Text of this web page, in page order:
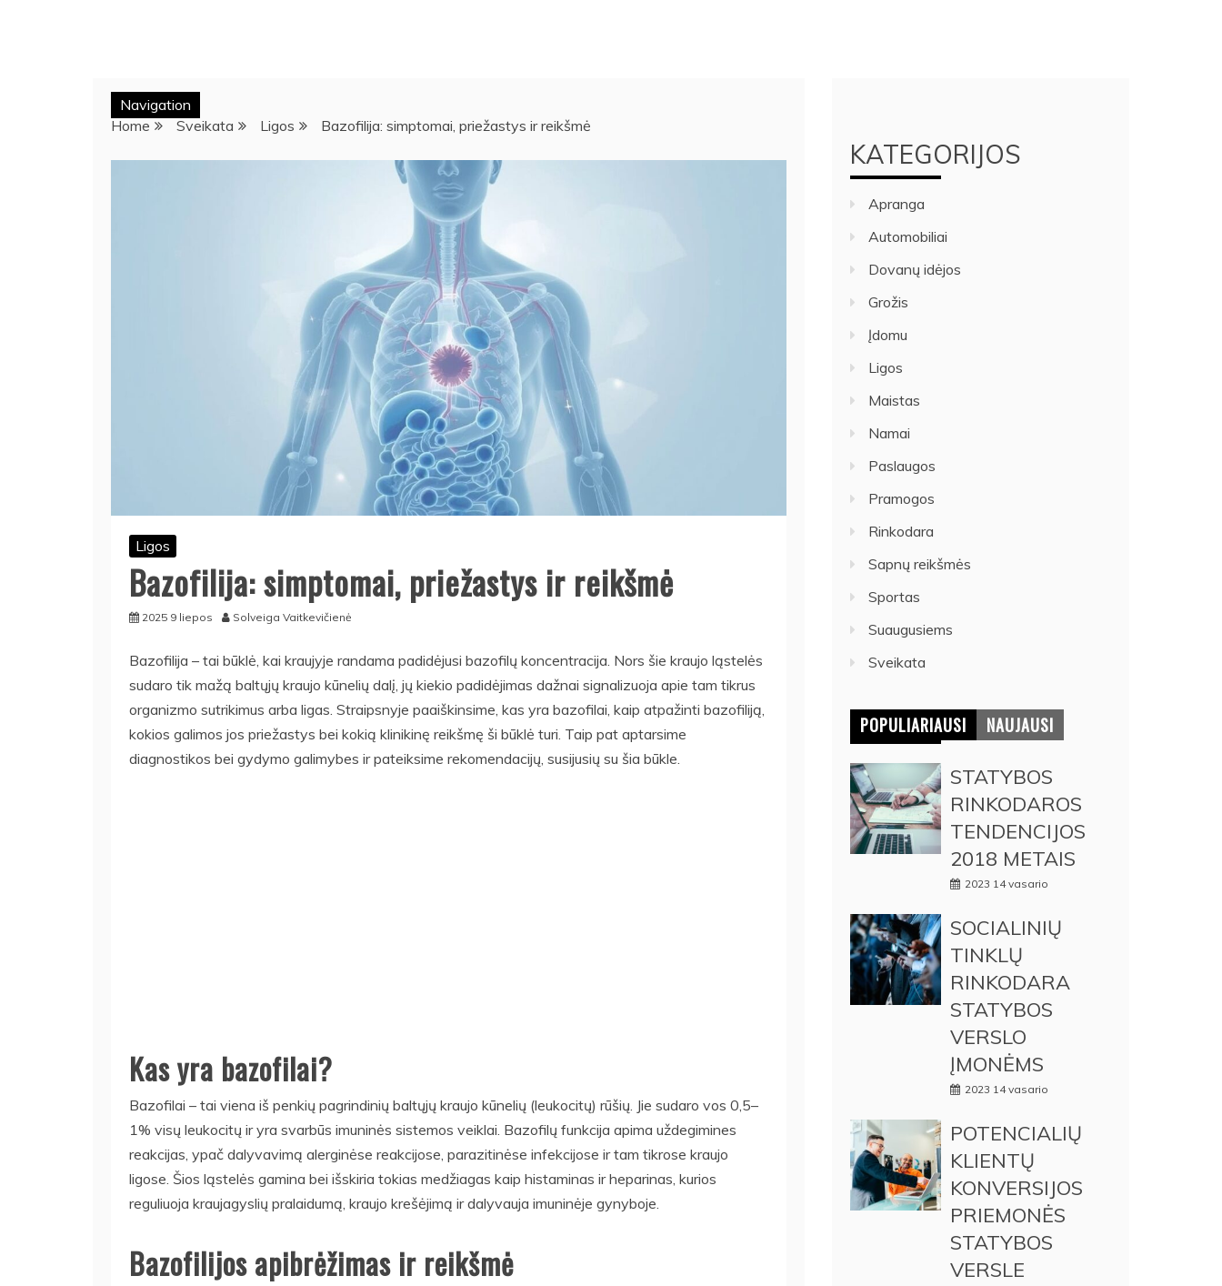
Navigation
Home
Sveikata Ligos Bazofilija: simptomai, priežastys ir reikšmė
Ligos
Bazofilija: simptomai, priežastys ir reikšmė
2025 9 liepos Solveiga Vaitkevičienė
Bazofilija – tai būklė, kai kraujyje randama padidėjusi bazofilų koncentracija. Nors šie kraujo ląstelės
sudaro tik mažą baltųjų kraujo kūnelių dalį, jų kiekio padidėjimas dažnai signalizuoja apie tam tikrus
organizmo sutrikimus arba ligas. Straipsnyje paaiškinsime, kas yra bazofilai, kaip atpažinti bazofiliją,
kokios galimos jos priežastys bei kokią klinikinę reikšmę ši būklė turi. Taip pat aptarsime
diagnostikos bei gydymo galimybes ir pateiksime rekomendacijų, susijusių su šia būkle.
Kas yra bazofilai?
Bazofilai – tai viena iš penkių pagrindinių baltųjų kraujo kūnelių (leukocitų) rūšių. Jie sudaro vos 0,5–
1% visų leukocitų ir yra svarbūs imuninės sistemos veiklai. Bazofilų funkcija apima uždegimines
reakcijas, ypač dalyvavimą alerginėse reakcijose, parazitinėse infekcijose ir tam tikrose kraujo
ligose. Šios ląstelės gamina bei išskiria tokias medžiagas kaip histaminas ir heparinas, kurios
reguliuoja kraujagyslių pralaidumą, kraujo krešėjimą ir dalyvauja imuninėje gynyboje.
Bazofilijos apibrėžimas ir reikšmė
KATEGORIJOS
Apranga
Automobiliai
Dovanų idėjos
Grožis
Įdomu
Ligos
Maistas
Namai
Paslaugos
Pramogos
Rinkodara
Sapnų reikšmės
Sportas
Suaugusiems
Sveikata
POPULIARIAUSI NAUJAUSI
STATYBOS
RINKODAROS
TENDENCIJOS
2018 METAIS
2023 14 vasario
SOCIALINIŲ
TINKLŲ
RINKODARA
STATYBOS
VERSLO
ĮMONĖMS
2023 14 vasario
POTENCIALIŲ
KLIENTŲ
KONVERSIJOS
PRIEMONĖS
STATYBOS
VERSLE